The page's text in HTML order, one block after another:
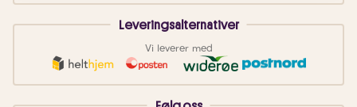
Leveringsalternativer
Vi leverer med